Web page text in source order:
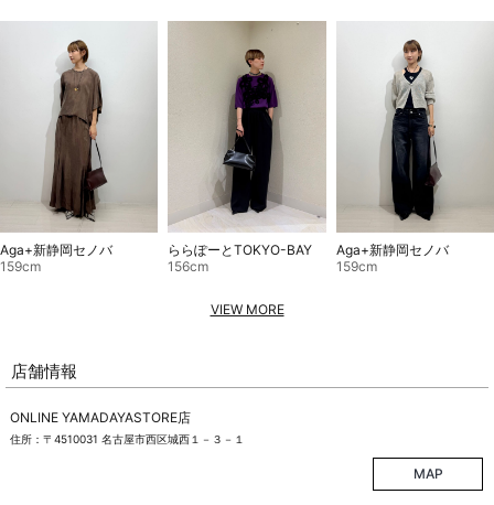
Aga+新静岡セノバ
159cm
ららぽーとTOKYO-BAY
156cm
Aga+新静岡セノバ
159cm
VIEW MORE
店舗情報
ONLINE YAMADAYASTORE店
住所：〒4510031 名古屋市西区城西１－３－１
MAP